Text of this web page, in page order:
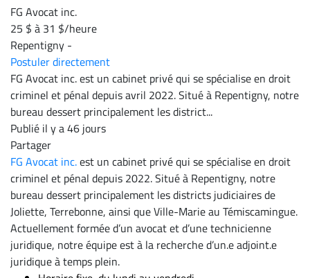
Scoop?
CABINETS
ET
ENTREPRISES
Espace
entreprises
Page
entreprises
Publier
un
emploi
Publicité
Solutions de
recrutements
FG Avocat inc.
25 $ à 31 $/heure
Repentigny -
Postuler directement
FG Avocat inc. est un cabinet privé qui se spécialise en droit
criminel et pénal depuis avril 2022. Situé à Repentigny, notre
bureau dessert principalement les district...
Publié il y a 46 jours
Partager
FG Avocat inc.est un cabinet privé qui se spécialise en droit
criminel et pénal depuis 2022. Situé à Repentigny, notre
bureau dessert principalement les districts judiciaires de
Joliette, Terrebonne, ainsi que Ville-Marie au Témiscamingue.
Actuellement formée d’un avocat et d’une technicienne
juridique, notre équipe est à la recherche d’un.e adjoint.e
juridique à temps plein.